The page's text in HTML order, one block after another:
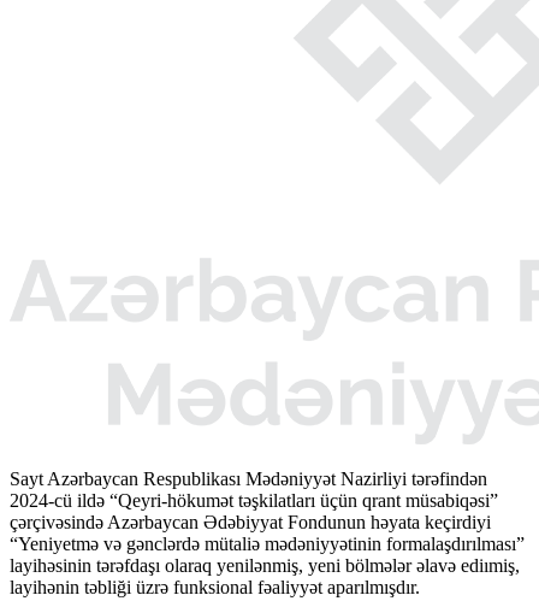
Sayt Azərbaycan Respublikası Mədəniyyət Nazirliyi tərəfindən
2024-cü ildə “Qeyri-hökumət təşkilatları üçün qrant müsabiqəsi”
çərçivəsində Azərbaycan Ədəbiyyat Fondunun həyata keçirdiyi
“Yeniyetmə və gənclərdə mütaliə mədəniyyətinin formalaşdırılması”
layihəsinin tərəfdaşı olaraq yenilənmiş, yeni bölmələr əlavə ediımiş,
layihənin təbliği üzrə funksional fəaliyyət aparılmışdır.